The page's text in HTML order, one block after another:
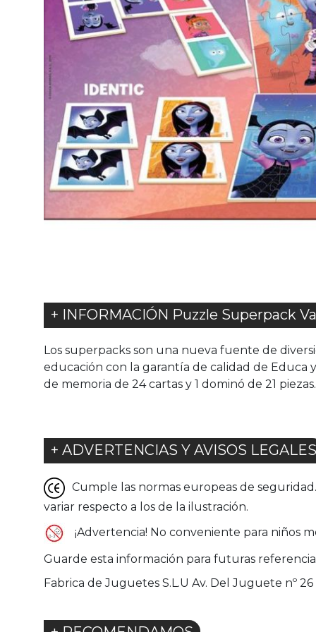
+ INFORMACIÓN Puzzle Superpack
Los superpacks son una nueva fuente de
educación con la garantía de calidad de Educa
de memoria de 24 cartas y 1 dominó de 21 piezas.
+ ADVERTENCIAS Y AVISOS LEGALES
Cumple las normas europeas de
variar respecto a los de la ilustración.
¡Advertencia! No conveniente para niños
Guarde esta información para futuras
Fabrica de Juguetes S.L.U Av. Del Juguete nº